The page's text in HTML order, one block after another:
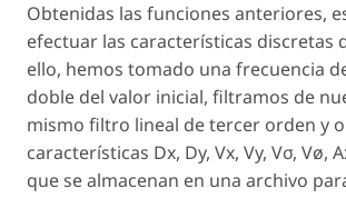
Obtenidas las funciones anteriores,
efectuar las características discretas
ello, hemos tomado una frecuencia
doble del valor inicial, filtramos de
mismo filtro lineal de tercer orden y
características Dx, Dy, Vx, Vy, Vσ, Vø,
que se almacenan en una archivo